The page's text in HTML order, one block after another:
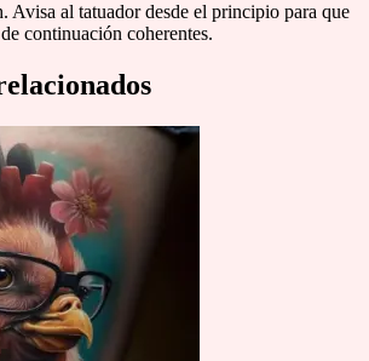
Avisa al tatuador desde el principio para que
continuación coherentes.